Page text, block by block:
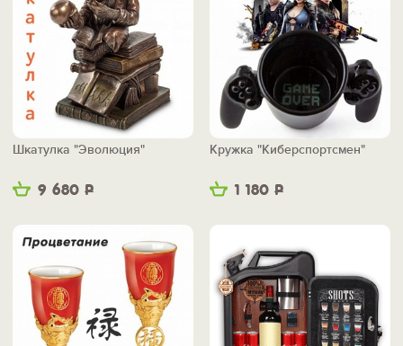
9 680 Р
Шкатулка "Эволюция"
1 180 Р
Кружка "Киберспортсмен"